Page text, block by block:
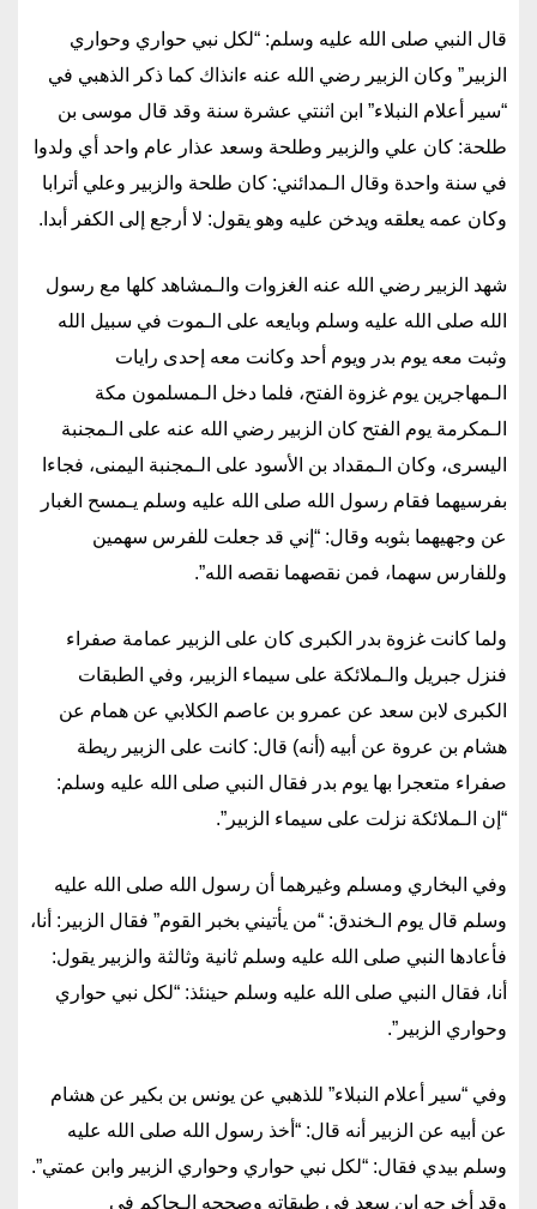
قال النبي صلى الله عليه وسلم: “لكل نبي حواري وحواري
الزبير” وكان الزبير رضي الله عنه ءانذاك كما ذكر الذهبي في
“سير أعلام النبلاء” ابن اثنتي عشرة سنة وقد قال موسى بن
طلحة: كان علي والزبير وطلحة وسعد عذار عام واحد أي ولدوا
في سنة واحدة وقال الـمدائني: كان طلحة والزبير وعلي أترابا
وكان عمه يعلقه ويدخن عليه وهو يقول: لا أرجع إلى الكفر أبدا.
شهد الزبير رضي الله عنه الغزوات والـمشاهد كلها مع رسول
الله صلى الله عليه وسلم وبايعه على الـموت في سبيل الله
وثبت معه يوم بدر ويوم أحد وكانت معه إحدى رايات
الـمهاجرين يوم غزوة الفتح، فلما دخل الـمسلمون مكة
الـمكرمة يوم الفتح كان الزبير رضي الله عنه على الـمجنبة
اليسرى، وكان الـمقداد بن الأسود على الـمجنبة اليمنى، فجاءا
بفرسيهما فقام رسول الله صلى الله عليه وسلم يـمسح الغبار
عن وجهيهما بثوبه وقال: “إني قد جعلت للفرس سهمين
وللفارس سهما، فمن نقصهما نقصه الله”.
ولما كانت غزوة بدر الكبرى كان على الزبير عمامة صفراء
فنزل جبريل والـملائكة على سيماء الزبير، وفي الطبقات
الكبرى لابن سعد عن عمرو بن عاصم الكلابي عن همام عن
هشام بن عروة عن أبيه (أنه) قال: كانت على الزبير ريطة
صفراء متعجرا بها يوم بدر فقال النبي صلى الله عليه وسلم:
“إن الـملائكة نزلت على سيماء الزبير”.
وفي البخاري ومسلم وغيرهما أن رسول الله صلى الله عليه
وسلم قال يوم الـخندق: “من يأتيني بخبر القوم” فقال الزبير: أنا،
فأعادها النبي صلى الله عليه وسلم ثانية وثالثة والزبير يقول:
أنا، فقال النبي صلى الله عليه وسلم حينئذ: “لكل نبي حواري
وحواري الزبير”.
وفي “سير أعلام النبلاء” للذهبي عن يونس بن بكير عن هشام
عن أبيه عن الزبير أنه قال: “أخذ رسول الله صلى الله عليه
وسلم بيدي فقال: “لكل نبي حواري وحواري الزبير وابن عمتي”.
وقد أخرجه ابن سعد في طبقاته وصححه الـحاكم في